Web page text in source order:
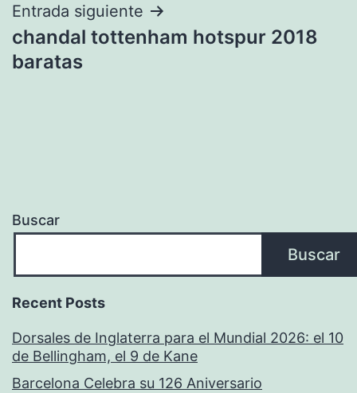
Entrada siguiente
chandal tottenham hotspur 2018
baratas
Buscar
Buscar
Recent Posts
Dorsales de Inglaterra para el Mundial 2026: el 10
de Bellingham, el 9 de Kane
Barcelona Celebra su 126 Aniversario